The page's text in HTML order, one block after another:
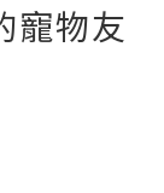
寵物友